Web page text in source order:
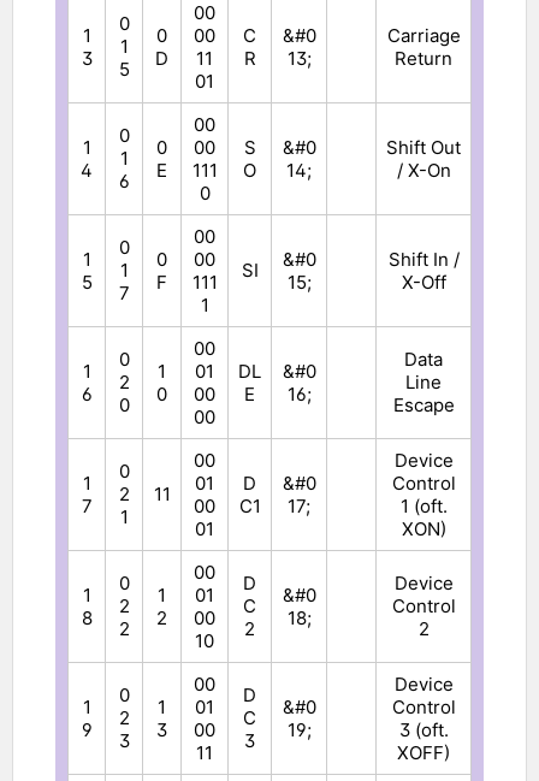
1
3
0
1
5
0
D
00
00
11
01
C
R
&#0
13;
Carriage
Return
1
4
0
1
6
0
E
00
00
111
0
S
O
&#0
14;
Shift Out
/ X-On
1
5
0
1
7
0
F
00
00
111
1
SI
&#0
15;
Shift In /
X-Off
1
6
0
2
0
1
0
00
01
00
00
DL
E
&#0
16;
Data
Line
Escape
1
7
0
2
1
11
00
01
00
01
D
C1
&#0
17;
Device
Control
1 (oft.
XON)
1
8
0
2
2
1
2
00
01
00
10
D
C
2
&#0
18;
Device
Control
2
1
9
0
2
3
1
3
00
01
00
11
D
C
3
&#0
19;
Device
Control
3 (oft.
XOFF)